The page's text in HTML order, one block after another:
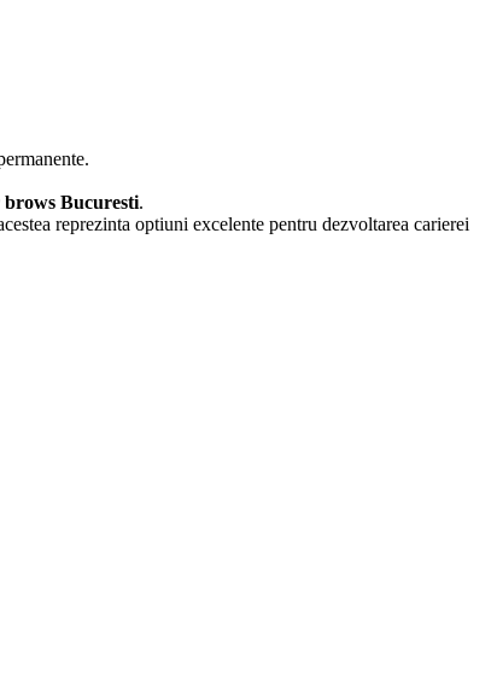
brows Bucuresti.
reprezinta optiuni excelente pentru dezvoltarea carierei